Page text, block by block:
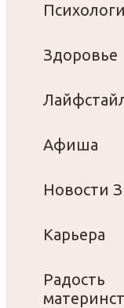
Здоровье
Афиша
Новости
Карьера
Радость